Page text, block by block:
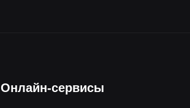
Онлайн-сервисы